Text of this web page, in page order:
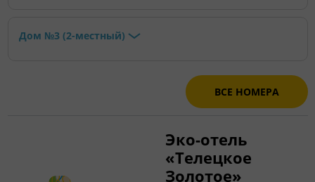
Дом №3 (2-местный)
ВСЕ НОМЕРА
Эко-отель
«Телецкое
Золотое»